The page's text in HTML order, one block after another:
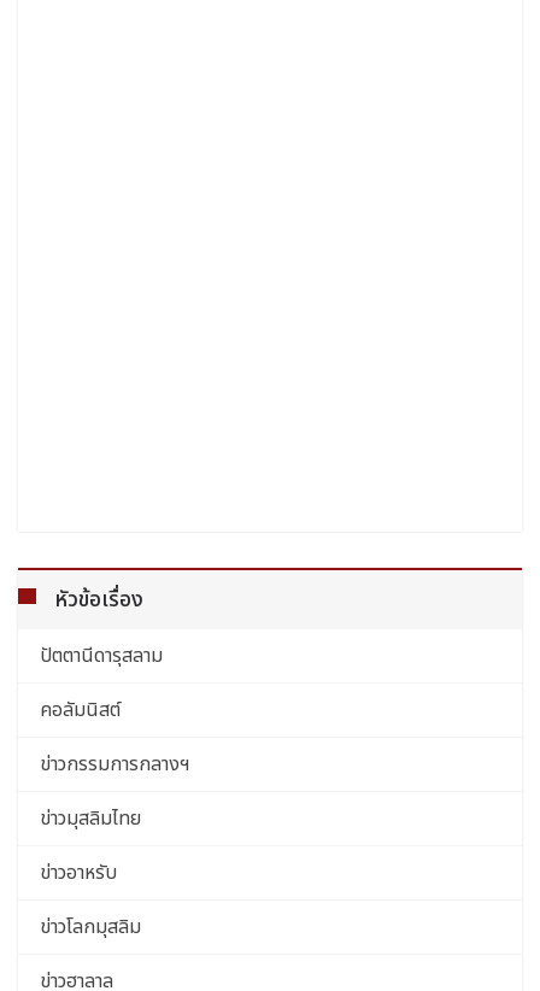
หัวข้อเรื่อง
ปัตตานีดารุสลาม
คอลัมนิสต์
ข่าวกรรมการกลางฯ
ข่าวมุสลิมไทย
ข่าวอาหรับ
ข่าวโลกมุสลิม
ข่าวฮาลาล